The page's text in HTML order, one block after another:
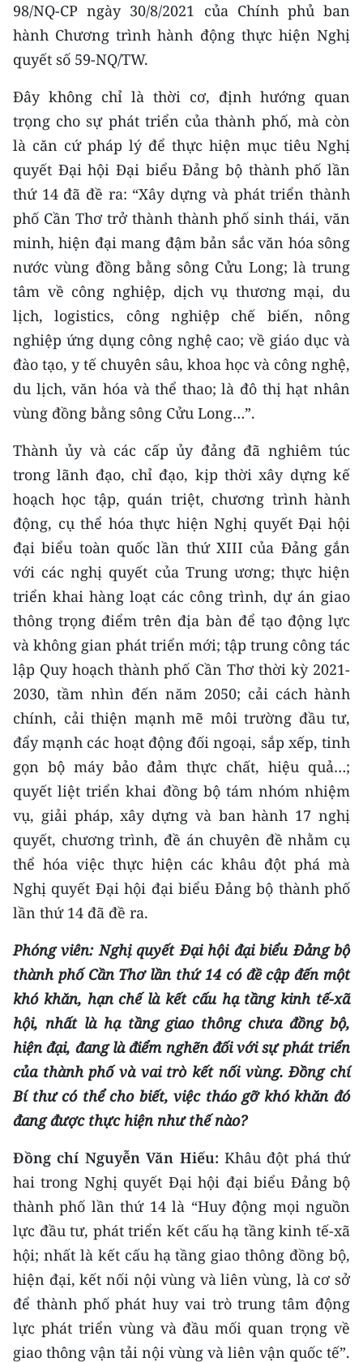
Media Thể thao
Media Giáo dục
Media Y tế
Media Khoa học - Công nghệ
Media Môi trường
Ảnh
Infographic
TIN MỚI
TIN ĐỊA PHƯƠNG
Trung du và miền núi phía Bắc
Đồng bằng sông Hồng
Duyên hải Nam Trung Bộ và Tây
Nguyên
Đông Nam Bộ
Đồng bằng sông Cửu Long
Chuyên trang Hà Nội
Chuyên trang TP. Hồ Chí Minh
CHUYÊN ĐỀ
CÁC CHUYÊN TRANG
VỀ BÁO NHÂN DÂN
THỜI NAY
NHÂN DÂN CUỐI TUẦN
NHÂN DÂN HẰNG THÁNG
MUA BÁO
ĐỌC BÁO IN
ENGLISH
中文
FRANÇAIS
РУССКИЙ
ESPAÑOL
한국어
98/NQ-CP ngày 30/8/2021 của Chính phủ ban
hành Chương trình hành động thực hiện Nghị
quyết số 59-NQ/TW.
Đây không chỉ là thời cơ, định hướng quan
trọng cho sự phát triển của thành phố, mà còn
là căn cứ pháp lý để thực hiện mục tiêu Nghị
quyết Đại hội Đại biểu Đảng bộ thành phố lần
thứ 14 đã đề ra: “Xây dựng và phát triển thành
phố Cần Thơ trở thành thành phố sinh thái, văn
minh, hiện đại mang đậm bản sắc văn hóa sông
nước vùng đồng bằng sông Cửu Long; là trung
tâm về công nghiệp, dịch vụ thương mại, du
lịch, logistics, công nghiệp chế biến, nông
nghiệp ứng dụng công nghệ cao; về giáo dục và
đào tạo, y tế chuyên sâu, khoa học và công nghệ,
du lịch, văn hóa và thể thao; là đô thị hạt nhân
vùng đồng bằng sông Cửu Long…”.
Thành ủy và các cấp ủy đảng đã nghiêm túc
trong lãnh đạo, chỉ đạo, kịp thời xây dựng kế
hoạch học tập, quán triệt, chương trình hành
động, cụ thể hóa thực hiện Nghị quyết Đại hội
đại biểu toàn quốc lần thứ XIII của Đảng gắn
với các nghị quyết của Trung ương; thực hiện
triển khai hàng loạt các công trình, dự án giao
thông trọng điểm trên địa bàn để tạo động lực
và không gian phát triển mới; tập trung công tác
lập Quy hoạch thành phố Cần Thơ thời kỳ 2021-
2030, tầm nhìn đến năm 2050; cải cách hành
chính, cải thiện mạnh mẽ môi trường đầu tư,
đẩy mạnh các hoạt động đối ngoại, sắp xếp, tinh
gọn bộ máy bảo đảm thực chất, hiệu quả…;
quyết liệt triển khai đồng bộ tám nhóm nhiệm
vụ, giải pháp, xây dựng và ban hành 17 nghị
quyết, chương trình, đề án chuyên đề nhằm cụ
thể hóa việc thực hiện các khâu đột phá mà
Nghị quyết Đại hội đại biểu Đảng bộ thành phố
lần thứ 14 đã đề ra.
Phóng viên: Nghị quyết Đại hội đại biểu Đảng bộ
thành phố Cần Thơ lần thứ 14 có đề cập đến một
khó khăn, hạn chế là kết cấu hạ tầng kinh tế-xã
hội, nhất là hạ tầng giao thông chưa đồng bộ,
hiện đại, đang là điểm nghẽn đối với sự phát triển
của thành phố và vai trò kết nối vùng. Đồng chí
Bí thư có thể cho biết, việc tháo gỡ khó khăn đó
đang được thực hiện như thế nào?
Đồng chí Nguyễn Văn Hiếu: Khâu đột phá thứ
hai trong Nghị quyết Đại hội đại biểu Đảng bộ
thành phố lần thứ 14 là “Huy động mọi nguồn
lực đầu tư, phát triển kết cấu hạ tầng kinh tế-xã
hội; nhất là kết cấu hạ tầng giao thông đồng bộ,
hiện đại, kết nối nội vùng và liên vùng, là cơ sở
để thành phố phát huy vai trò trung tâm động
lực phát triển vùng và đầu mối quan trọng về
giao thông vận tải nội vùng và liên vận quốc tế”.